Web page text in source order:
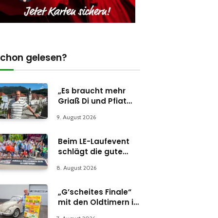
gelesen?
„Es braucht mehr
Griaß Di und Pfiat
9. August 2026
Beim LE-Laufevent
schlägt die gute
8. August 2026
„G’scheites Finale“
mit den Oldtimern in